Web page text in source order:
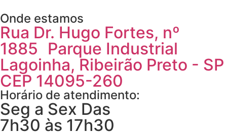
Onde estamos
Rua Dr. Hugo Fortes, nº
1885 Parque Industrial
Lagoinha, Ribeirão Preto - SP
CEP 14095-260
Horário de atendimento:
Seg a Sex Das
7h30 às 17h30